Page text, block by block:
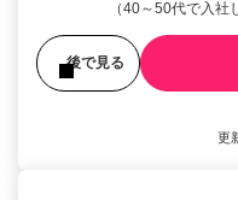
（40～50代で入
後で見る
更